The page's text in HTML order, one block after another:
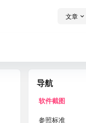
文章
导航
软件截图
参照标准